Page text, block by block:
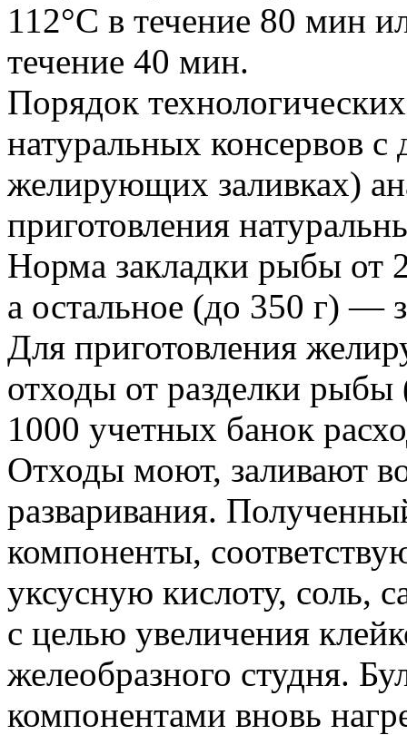
112°С в течение 80 мин
течение 40 мин.
Порядок
натуральных консервов с
желирующих заливках)
приготовления
Норма закладки рыбы от
а остальное (до 350 г) —
Для приготовления
отходы от разделки
1000 учетных банок
Отходы моют, заливают
разваривания.
компоненты,
уксусную кислоту, соль,
с целью увеличения
желеобразного студня.
компонентами вновь